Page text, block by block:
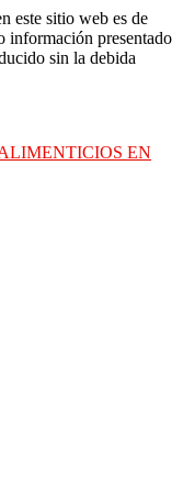
este sitio web es de
información presentado
sin la debida
EN